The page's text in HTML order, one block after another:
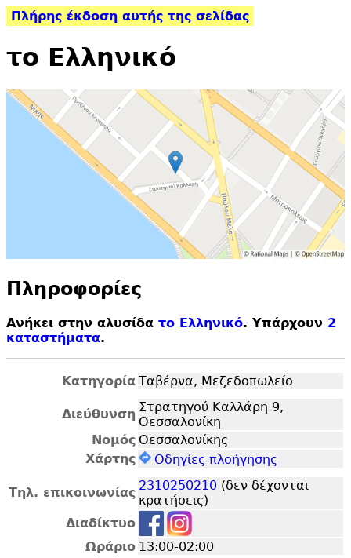
Πλήρης έκδοση αυτής της σελίδας
το Ελληνικό
Πληροφορίες
Ανήκει στην αλυσίδα το Ελληνικό. Υπάρχουν 2
καταστήματα.
Κατηγορία Ταβέρνα, Μεζεδοπωλείο
Διεύθυνση Στρατηγού Καλλάρη 9,
Θεσσαλονίκη
Νομός Θεσσαλονίκης
Χάρτης
Οδηγίες πλοήγησης
Τηλ. επικοινωνίας 2310250210 (δεν δέχονται
κρατήσεις)
Διαδίκτυο
Ωράριο 13:00-02:00